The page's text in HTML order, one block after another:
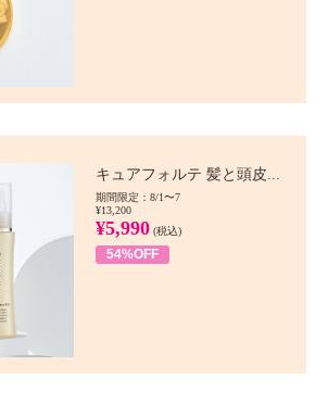
キュアフォルテ 髪と頭皮...
期間限定：8/1〜7
¥13,200
¥5,990 (税込)
54%OFF